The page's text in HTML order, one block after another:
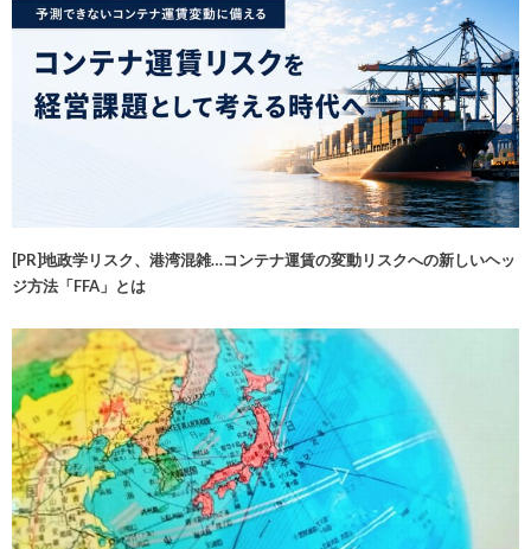
[PR]地政学リスク、港湾混雑…コンテナ運賃の変動リスクへの新しいヘッ
ジ方法「FFA」とは